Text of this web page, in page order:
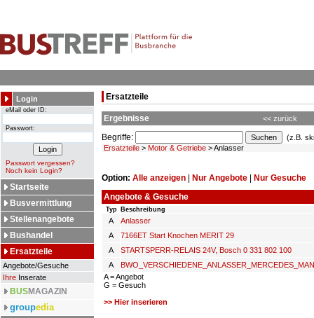
Login
eMail oder ID:
Passwort:
Passwort vergessen?
Noch kein Login?
Startseite
Busvermittlung
Stellenangebote
Bushandel
Ersatzteile
Angebote/Gesuche
Ihre Inserate
BUSMAGAZIN
groupedia
Ersatzteile
Ergebnisse << zurück
Begriffe:
(z.B.
Ersatzteile > Motor & Getriebe > Anlasser
Option: Alle anzeigen Nur Angebote
Nur Gesuche
Angebote & Gesuche
Typ Beschreibung
A
Anlasser
A
7166ET Start Knochen MERIT 29
A
STARTSPERR-RELAIS 24V, Bosch 0 331 802 100
A
A = Angebot
G = Gesuch
>> Hier inserieren